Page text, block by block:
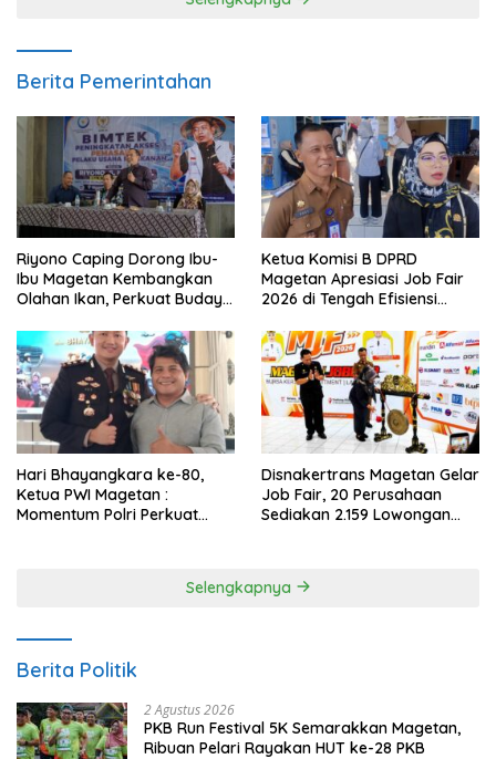
Berita Pemerintahan
Riyono Caping Dorong Ibu-
Ibu Magetan Kembangkan
Olahan Ikan, Perkuat Budaya
Ketua Komisi B DPRD
Magetan Apresiasi Job Fair
2026 di Tengah Efisiensi
Hari Bhayangkara ke-80,
Ketua PWI Magetan :
Momentum Polri Perkuat
Disnakertrans Magetan Gelar
Job Fair, 20 Perusahaan
Sediakan 2.159 Lowongan
Selengkapnya
Berita Politik
2 Agustus 2026
PKB Run Festival 5K Semarakkan Magetan,
Ribuan Pelari Rayakan HUT ke-28 PKB